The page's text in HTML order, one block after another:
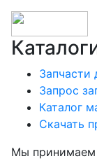
Запчасти
Запрос
Каталог
Скачать
Мы принимаем